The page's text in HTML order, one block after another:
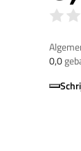
0,0